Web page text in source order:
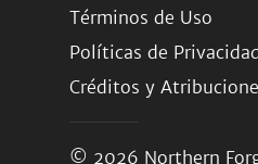
Términos de Uso
Políticas de Privacidad
Créditos y
© 2026 Northern